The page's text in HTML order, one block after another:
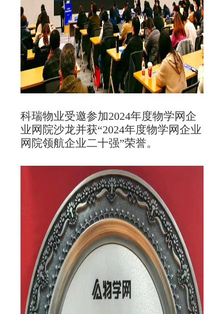
科瑞物业受邀参加2024年度物学网企
业网院沙龙并获“2024年度物学网企业
网院领航企业二十强”荣誉。